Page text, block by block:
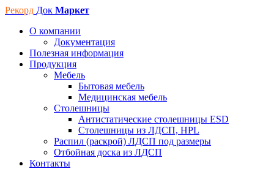
Рекорд Док Маркет
О компании
Документация
Полезная информация
Продукция
Мебель
Бытовая мебель
Медицинская мебель
Столешницы
Антистатические столешницы ESD
Столешницы из ЛДСП, HPL
Распил (раскрой) ЛДСП под размеры
Отбойная доска из ЛДСП
Контакты